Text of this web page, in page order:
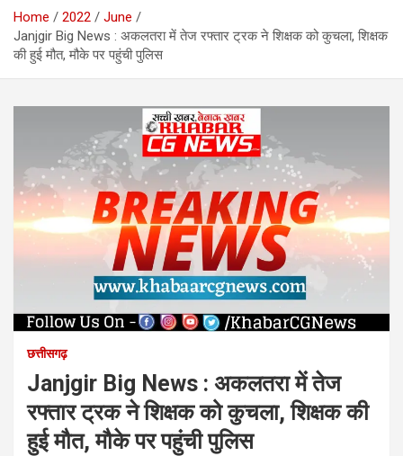
Home 2022
June
Janjgir Big News : अकलतरा में तेज रफ्तार ट्रक ने शिक्षक को कुचला, शिक्षक
की हुई मौत, मौके पर पहुंची पुलिस
छत्तीसगढ़
Janjgir Big News : अकलतरा में तेज
रफ्तार ट्रक ने शिक्षक को कुचला, शिक्षक की
हुई मौत, मौके पर पहुंची पुलिस